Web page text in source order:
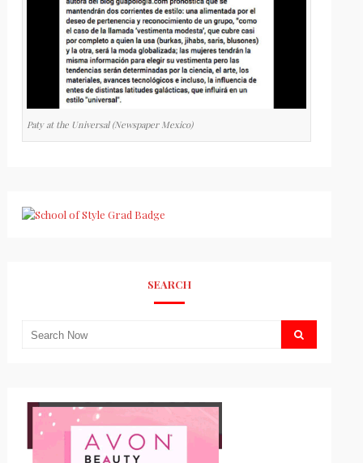
Paty at the Universal (Newspaper Mexico)
SEARCH